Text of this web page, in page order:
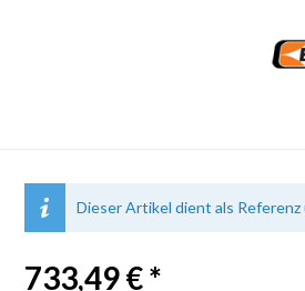
Suchfeld
Dieser Artikel dient als
733,49 € *